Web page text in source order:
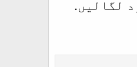
لگالیں.